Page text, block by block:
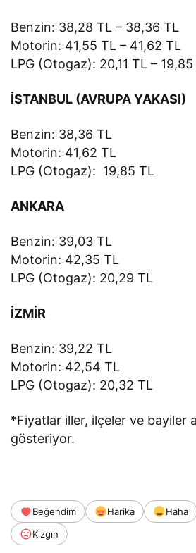
Benzin: 38,28 TL – 38,36 TL
Motorin: 41,55 TL – 41,62 TL
LPG (Otogaz): 20,11 TL – 19,85
İSTANBUL (AVRUPA YAKASI)
Benzin: 38,36 TL
Motorin: 41,62 TL
LPG (Otogaz): 19,85 TL
ANKARA
Benzin: 39,03 TL
Motorin: 42,35 TL
LPG (Otogaz): 20,29 TL
İZMİR
Benzin: 39,22 TL
Motorin: 42,54 TL
LPG (Otogaz): 20,32 TL
*Fiyatlar iller, ilçeler ve bayiler
gösteriyor.
Beğendim Harika Haha
Kızgın